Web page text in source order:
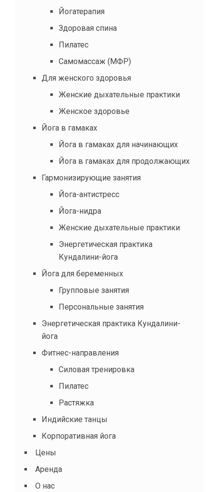
Йогатерапия
Здоровая спина
Пилатес
Самомассаж (МФР)
Для женского здоровья
Женские дыхательные практики
Женское здоровье
Йога в гамаках
Йога в гамаках для начинающих
Йога в гамаках для продолжающих
Гармонизирующие занятия
Йога-антистресс
Йога-нидра
Женские дыхательные практики
Энергетическая практика
Кундалини-йога
Йога для беременных
Групповые занятия
Персональные занятия
Энергетическая практика Кундалини-
йога
Фитнес-направления
Силовая тренировка
Пилатес
Растяжка
Индийские танцы
Корпоративная йога
Цены
Аренда
О нас